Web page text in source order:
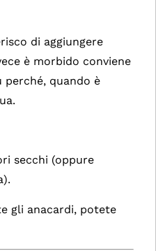
di aggiungere
è morbido conviene
perché, quando è
secchi (oppure
gli anacardi, potete